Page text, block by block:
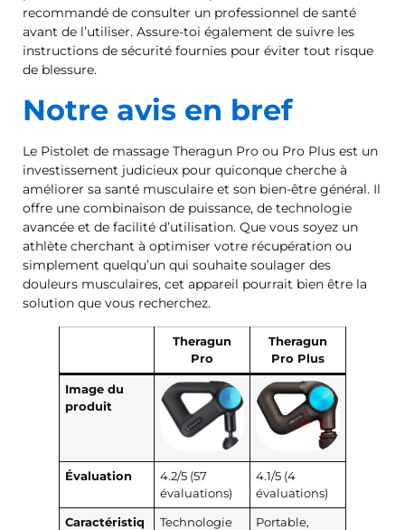
recommandé de consulter un professionnel de santé
avant de l’utiliser. Assure-toi également de suivre les
instructions de sécurité fournies pour éviter tout risque
de blessure.
Notre avis en bref
Le Pistolet de massage Theragun Pro ou Pro Plus est un
investissement judicieux pour quiconque cherche à
améliorer sa santé musculaire et son bien-être général. Il
offre une combinaison de puissance, de technologie
avancée et de facilité d’utilisation. Que vous soyez un
athlète cherchant à optimiser votre récupération ou
simplement quelqu’un qui souhaite soulager des
douleurs musculaires, cet appareil pourrait bien être la
solution que vous recherchez.
Theragun
Pro
Theragun
Pro Plus
Image du
produit
Évaluation
4.2/5 (57
évaluations)
4.1/5 (4
évaluations)
Caractéristiq
Technologie
Portable,